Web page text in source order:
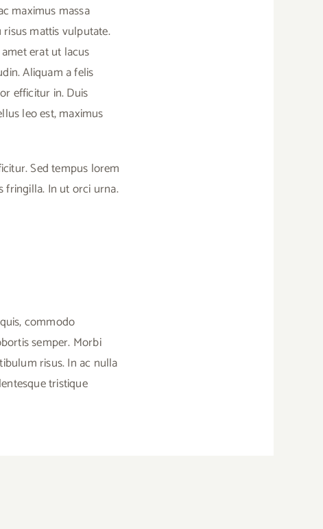
maximus massa
mattis vulputate.
erat ut lacus
Aliquam a felis
efficitur in. Duis
leo est, maximus
Sed tempus lorem
fringilla. In ut orci urna.
commodo
semper. Morbi
risus. In ac nulla
tristique